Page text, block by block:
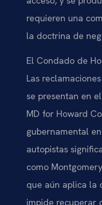
requieren una
la doctrina de
El Condado de
Las
se presentan en
MD for Howard
gubernamental
autopistas
como
que aún aplica la
impide recuperar